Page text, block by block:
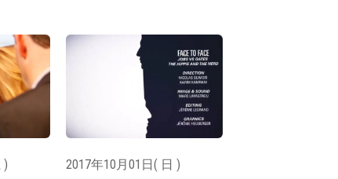
) 2017年10月01日( 日 )